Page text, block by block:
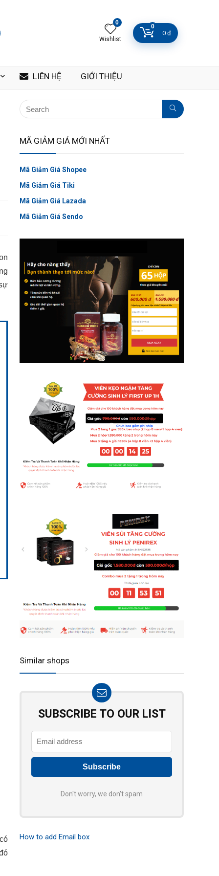
0
Wishlist
0
0 ₫
LIÊN HỆ GIỚI THIỆU
MÃ GIẢM GIÁ MỚI NHẤT
Mã Giảm Giá Shopee
Mã Giảm Giá Tiki
Mã Giảm Giá Lazada
Mã Giảm Giá Sendo
Similar shops
SUBSCRIBE TO OUR LIST
Don't worry, we don't spam
How to add Email box